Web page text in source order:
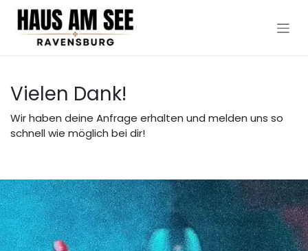
Zum Inhalt springen
Vielen Dank!
Wir haben deine Anfrage erhalten und melden uns so
schnell wie möglich bei dir!